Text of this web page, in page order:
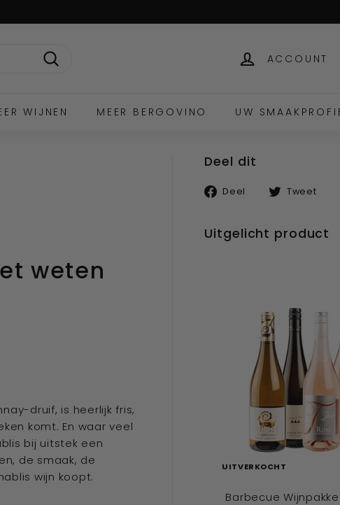
ACCOUNT
WIJNEN MEER BERGOVINO UW
weten
druif, is heerlijk fris,
komt. En waar veel
bij uitstek een
de smaak, de
wijn koopt.
Deel dit
Deel
Deel Tweet
Uitgelicht product
UITVERKOCHT
Barbecue